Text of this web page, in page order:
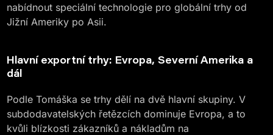
nabídnout speciální technologie pro globální trhy od
Jižní Ameriky po Asii.
Hlavní exportní trhy: Evropa, Severní Amerika a
dál
Podle Tomáška se trhy dělí na dvě hlavní skupiny. V
subdodavatelských řetězcích dominuje Evropa, a to
kvůli blízkosti zákazníků a nákladům na